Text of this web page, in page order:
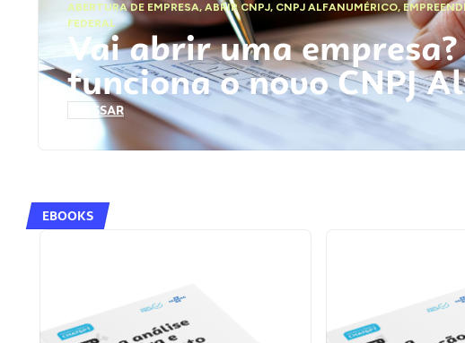
ABERTURA DE EMPRESA,ABRIR CNPJ, CNPJ ALFANUMÉRICO,
FEDERAL
Vai abrir uma
funciona o novo CNPJ
ACESSAR
EBOOKS